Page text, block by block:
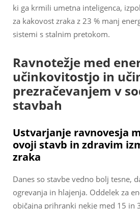
ki ga krmili umetna inteligenca,
za kakovost zraka z 23 % manj
sistemi s stalnim pretokom.
Ravnotežje med
učinkovitostjo in
prezračevanjem v
stavbah
Ustvarjanje ravnovesja
ovoji stavb in zdravim
zraka
Danes so stavbe vedno bolj tesne,
ogrevanja in hlajenja. Oddelek za
običajna prihranki nekje med 15 in